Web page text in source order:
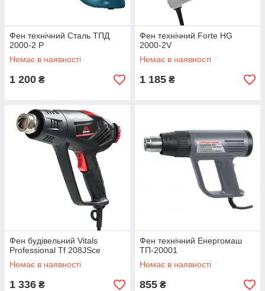
Фен технічний Сталь ТПД
2000-2 Р
Немає в наявності
1 200 ₴
Фен технічний Forte HG
2000-2V
Немає в наявності
1 185 ₴
Фен будівельний Vitals
Professional Tf 208JSce
Немає в наявності
1 336 ₴
Фен технічний Енергомаш
ТП-20001
Немає в наявності
855 ₴